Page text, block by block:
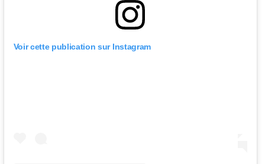
Voir cette publication sur Instagram